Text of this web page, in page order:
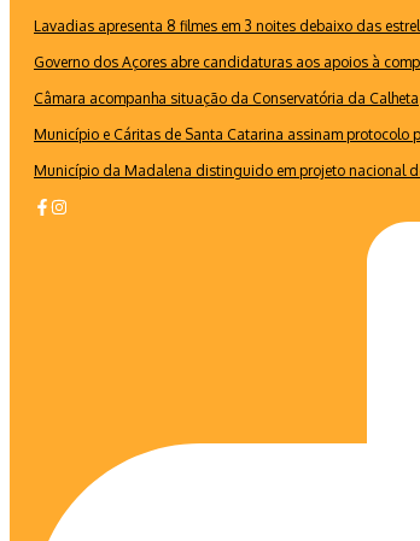
Lavadias apresenta 8 filmes em 3 noites debaixo das
Governo dos Açores abre candidaturas aos apoios à
Câmara acompanha situação da Conservatória da Calheta
Município e Cáritas de Santa Catarina assinam protocolo
Município da Madalena distinguido em projeto nacional